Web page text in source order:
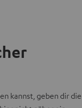
kannst, geben dir